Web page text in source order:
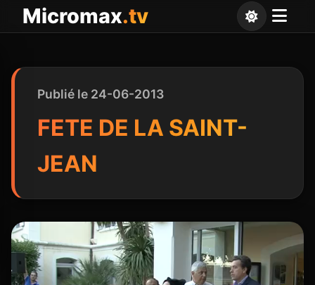
Micromax.tv
Publié le 24-06-2013
FETE DE LA SAINT-
JEAN
Panneau de gestion des cookies